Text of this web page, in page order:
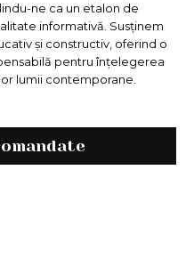
ne ca un etalon de
informativă. Susținem
și constructiv, oferind o
pentru înțelegerea
lumii contemporane.